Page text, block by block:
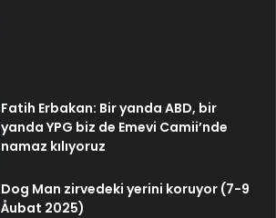
Fatih Erbakan: Bir yanda ABD, bir
yanda YPG biz de Emevi Camii’nde
namaz kılıyoruz
Dog Man zirvedeki yerini koruyor (7-9
Åubat 2025)